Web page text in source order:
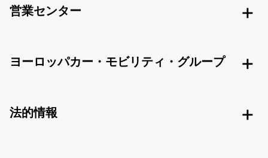
営業センター
ヨーロッパカー・モビリティ・グループ
法的情報